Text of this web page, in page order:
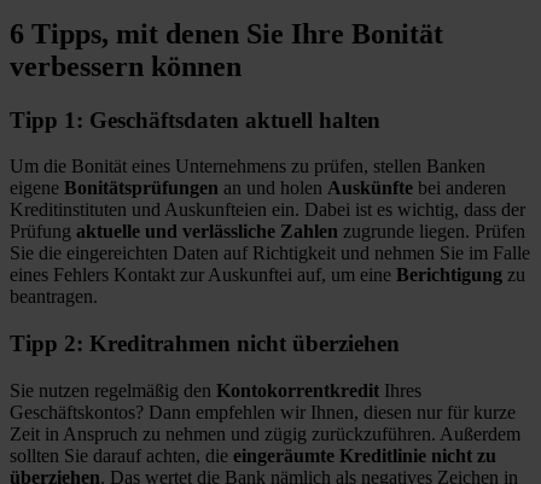
6 Tipps, mit denen Sie Ihre Bonität
verbessern können
Tipp 1: Geschäftsdaten aktuell halten
Um die Bonität eines Unternehmens zu prüfen, stellen Banken
eigene Bonitätsprüfungen an und holen Auskünfte bei anderen
Kreditinstituten und Auskunfteien ein. Dabei ist es wichtig, dass der
Prüfung aktuelle und verlässliche Zahlen zugrunde liegen. Prüfen
Sie die eingereichten Daten auf Richtigkeit und nehmen Sie im Falle
eines Fehlers Kontakt zur Auskunftei auf, um eine Berichtigung zu
beantragen.
Tipp 2: Kreditrahmen nicht überziehen
Sie nutzen regelmäßig den Kontokorrentkredit Ihres
Geschäftskontos? Dann empfehlen wir Ihnen, diesen nur für kurze
Zeit in Anspruch zu nehmen und zügig zurückzuführen. Außerdem
sollten Sie darauf achten, die eingeräumte Kreditlinie nicht zu
überziehen. Das wertet die Bank nämlich als negatives Zeichen in